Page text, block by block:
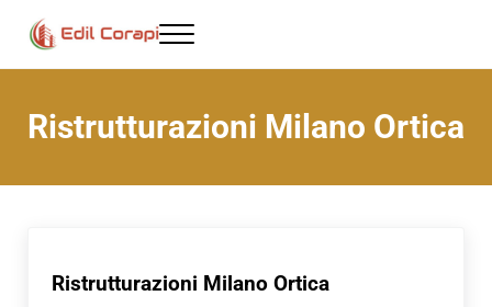
Ristrutturazioni Milano - Edil corapi
Menu
Ristrutturazioni Milano Ortica
Ristrutturazioni Milano Ortica